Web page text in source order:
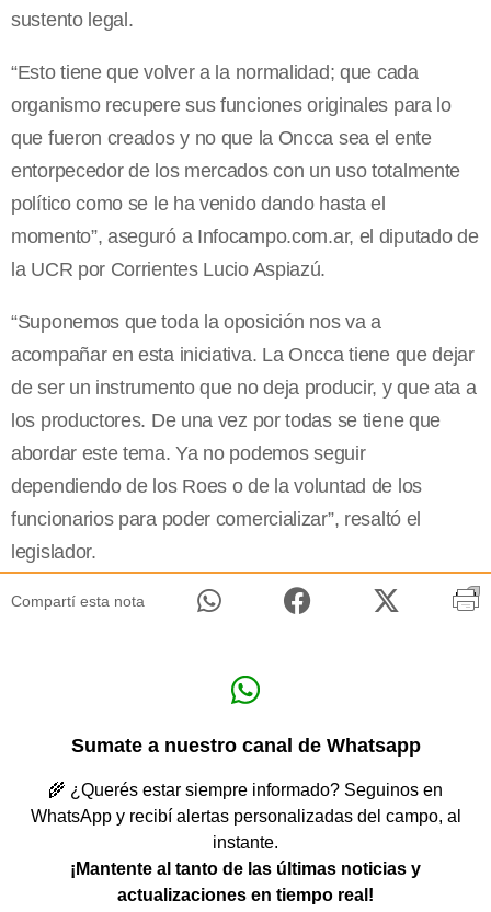
sustento legal.
“Esto tiene que volver a la normalidad; que cada
organismo recupere sus funciones originales para lo
que fueron creados y no que la Oncca sea el ente
entorpecedor de los mercados con un uso totalmente
político como se le ha venido dando hasta el
momento”, aseguró a Infocampo.com.ar, el diputado de
la UCR por Corrientes Lucio Aspiazú.
“Suponemos que toda la oposición nos va a
acompañar en esta iniciativa. La Oncca tiene que dejar
de ser un instrumento que no deja producir, y que ata a
los productores. De una vez por todas se tiene que
abordar este tema. Ya no podemos seguir
dependiendo de los Roes o de la voluntad de los
funcionarios para poder comercializar”, resaltó el
legislador.
Compartí esta nota
Sumate a nuestro canal de Whatsapp
🌾 ¿Querés estar siempre informado? Seguinos en
WhatsApp y recibí alertas personalizadas del campo, al
instante.
¡Mantente al tanto de las últimas noticias y
actualizaciones en tiempo real!